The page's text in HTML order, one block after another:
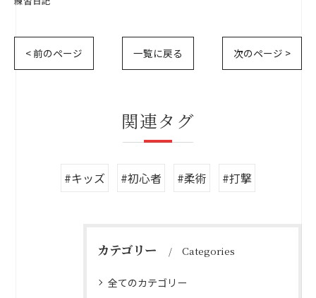
< 前のページ 一覧に戻る 次のページ >
関連タグ
#キッズ #初心者 #柔術 #打撃
カテゴリー Categories
全てのカテゴリー